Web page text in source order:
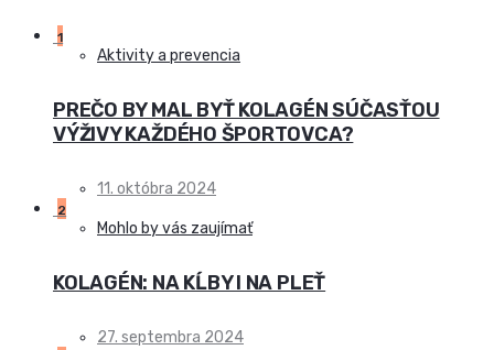
1
Aktivity a prevencia
PREČO BY MAL BYŤ KOLAGÉN SÚČASŤOU
VÝŽIVY KAŽDÉHO ŠPORTOVCA?
11. októbra 2024
2
Mohlo by vás zaujímať
KOLAGÉN: NA KĹBY I NA PLEŤ
27. septembra 2024